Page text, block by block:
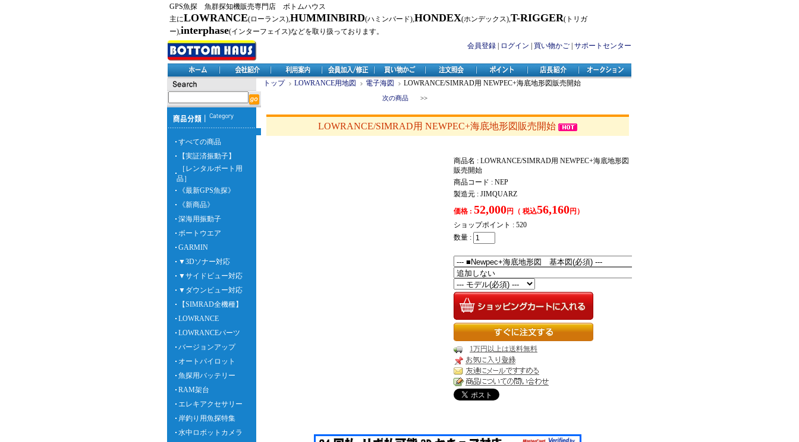
GPS魚探 魚群探知機販売専門店 ボトムハウス
主にLOWRANCE(ローランス),HUMMINBIRD(ハミンバード),HONDEX(ホンデックス),T-RIGGER(トリガ
ー),interphase(インターフェイス)などを取り扱っております。
会員登録
ログイン 買い物かご サポートセンター
すべての商品
【実証済振動子】
［レンタルボート用
品］
《最新GPS魚探》
《新商品》
深海用振動子
ボートウエア
GARMIN
▼3Dソナー対応
▼サイドビュー対応
▼ダウンビュー対応
【SIMRAD全機種】
LOWRANCE
LOWRANCEパーツ
バージョンアップ
オートパイロット
魚探用バッテリー
RAM架台
エレキアクセサリー
岸釣り用魚探特集
水中ロボットカメラ
トップ LOWRANCE用地図 電子海図 LOWRANCE/SIMRAD用 NEWPEC+海底地形図販売開始
次の商品 >>
LOWRANCE/SIMRAD用 NEWPEC+海底地形図販売開始
商品名 : LOWRANCE/SIMRAD用 NEWPEC+海底地形図
販売開始
商品コード : NEP
製造元 : JIMQUARZ
価格 : 52,000円（ 税込56,160円）
ショップポイント : 520
数量 :
1万円以上は送料無料